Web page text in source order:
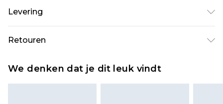
draagt UK maat 8/ US maat 4. Model lengte
Levering
Standaardlevering Nederland
€5.99
Expressdienst Nederland
Retouren
vanaf de dag dat u het ontvangt om iets terug te
We denken dat je dit leuk vindt